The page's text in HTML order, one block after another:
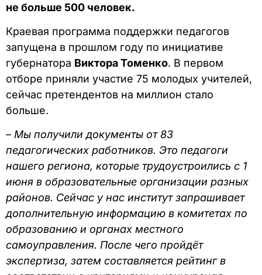
не больше 500 человек.
Краевая программа поддержки педагогов
запущена в прошлом году по инициативе
губернатора Виктора Томенко. В первом
отборе приняли участие 75 молодых учителей,
сейчас претендентов на миллион стало
больше.
– Мы получили документы от 83
педагогических работников. Это педагоги
нашего региона, которые трудоустроились с 1
июня в образовательные организации разных
районов. Сейчас у нас институт запрашивает
дополнительную информацию в комитетах по
образованию и органах местного
самоуправления. После чего пройдёт
экспертиза, затем составляется рейтинг в